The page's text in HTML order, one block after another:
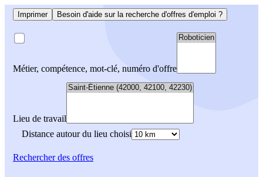
Imprimer Besoin d'aide sur la recherche d'offres d'emploi ?
Métier, compétence, mot-clé, numéro d'offre
Lieu de travail
Distance autour du lieu choisi
Rechercherdes offres